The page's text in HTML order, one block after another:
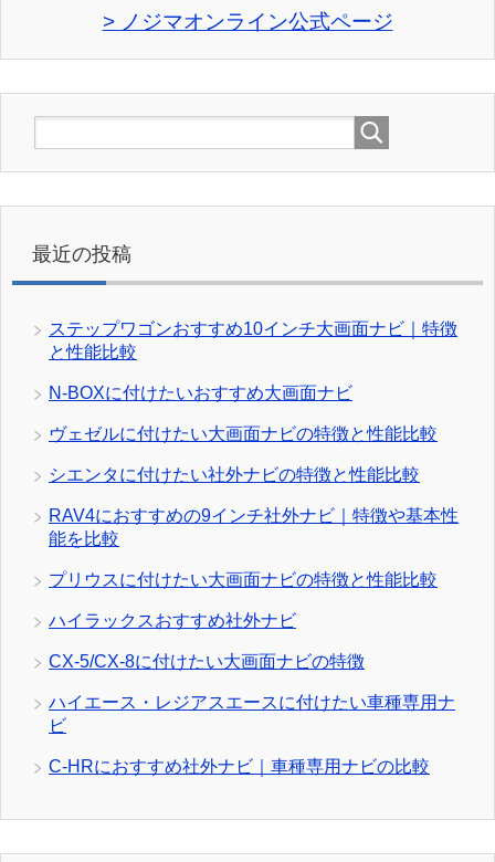
> ノジマオンライン公式ページ
最近の投稿
ステップワゴンおすすめ10インチ大画面ナビ｜特徴
と性能比較
N-BOXに付けたいおすすめ大画面ナビ
ヴェゼルに付けたい大画面ナビの特徴と性能比較
シエンタに付けたい社外ナビの特徴と性能比較
RAV4におすすめの9インチ社外ナビ｜特徴や基本性
能を比較
プリウスに付けたい大画面ナビの特徴と性能比較
ハイラックスおすすめ社外ナビ
CX-5/CX-8に付けたい大画面ナビの特徴
ハイエース・レジアスエースに付けたい車種専用ナ
ビ
C-HRにおすすめ社外ナビ｜車種専用ナビの比較